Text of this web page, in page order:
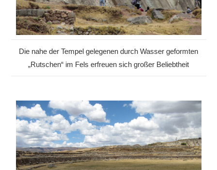
Die nahe der Tempel gelegenen durch Wasser geformten
„Rutschen“ im Fels erfreuen sich großer Beliebtheit